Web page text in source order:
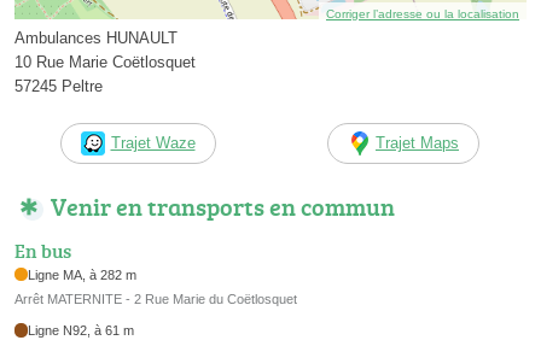
Corriger l’adresse ou la localisation
Ambulances HUNAULT
10 Rue Marie Coëtlosquet
57245 Peltre
Trajet Waze Trajet Maps
Venir en transports en commun
En bus
Ligne MA, à 282 m
Arrêt MATERNITE - 2 Rue Marie du Coëtlosquet
Ligne N92, à 61 m